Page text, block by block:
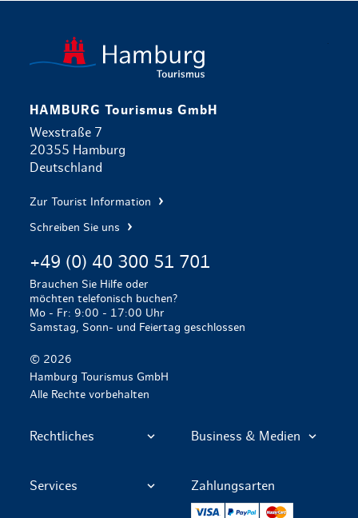
HAMBURG Tourismus GmbH
Wexstraße 7
20355 Hamburg
Deutschland
Zur Tourist Information
Schreiben Sie uns
+49 (0) 40 300 51 701
Brauchen Sie Hilfe oder
möchten telefonisch buchen?
Mo - Fr: 9:00 - 17:00 Uhr
Samstag, Sonn- und Feiertag geschlossen
© 2026
Hamburg Tourismus GmbH
Alle Rechte vorbehalten
Rechtliches Business & Medien
Services Zahlungsarten
VISA PayPal